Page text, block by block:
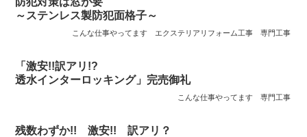
～ステンレス製防犯面格子～
こんな仕事やってます エクステリアリフォーム工事 専門工事
「激安!!訳アリ!?
透水インターロッキング」完売御礼
こんな仕事やってます 専門工事
残数わずか!! 激安!! 訳アリ？